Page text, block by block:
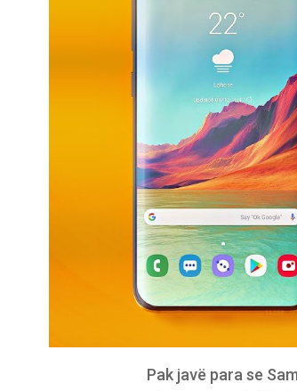
Pak javë para se